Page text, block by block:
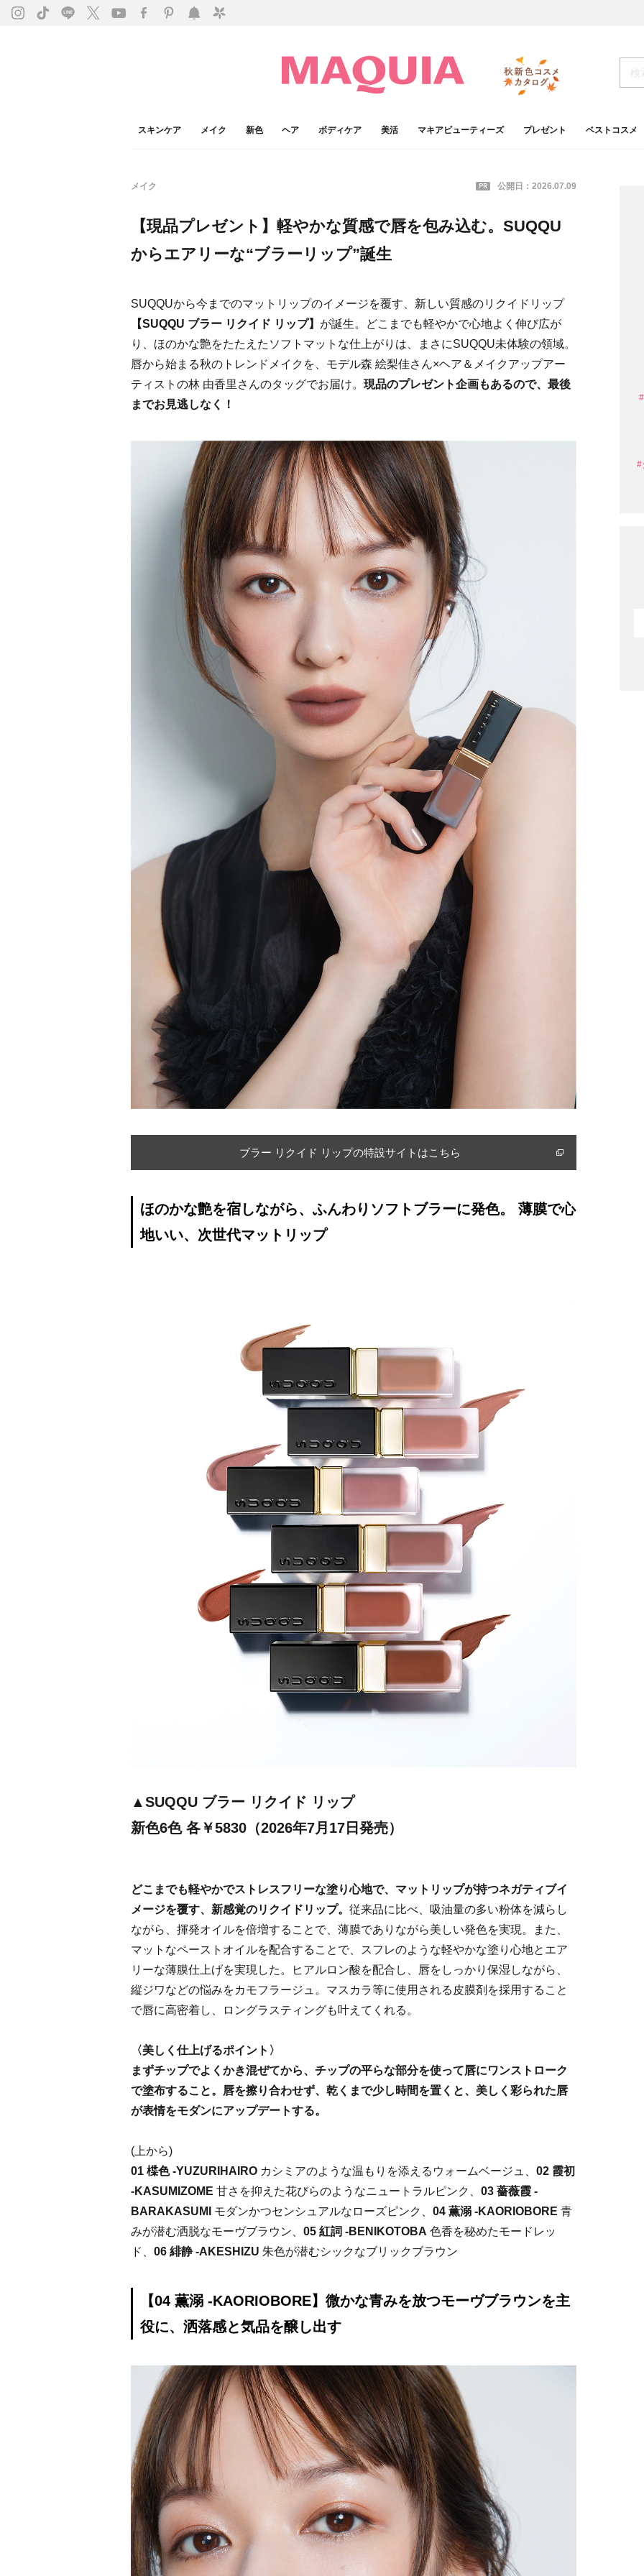
スキンケア メイク 新色 ヘア ボディケア 美活 マキアビューティーズ プレゼント ベストコスメ
メイク PR 公開日： 2026.07.09
【現品プレゼント】軽やかな質感で唇を包み込む。SUQQU
からエアリーな“ブラーリップ”誕生
SUQQUから今までのマットリップのイメージを覆す、新しい質感のリクイドリップ
【SUQQU ブラー リクイド リップ】 が誕生。どこまでも軽やかで心地よく伸び広が
り、ほのかな艶をたたえたソフトマットな仕上がりは、まさにSUQQU未体験の領域。
唇から始まる秋のトレンドメイクを、モデル森 絵梨佳さん×ヘア＆メイクアップアー
ティストの林 由香里さんのタッグでお届け。 現品のプレゼント企画もあるので、最後
までお見逃しなく！
ブラー リクイド リップの特設サイトはこちら
ほのかな艶を宿しながら、ふんわりソフトブラーに発色。 薄膜で心
地いい、次世代マットリップ
▲SUQQU ブラー リクイド リップ
新色6色 各￥5830（2026年7月17日発売）
どこまでも軽やかでストレスフリーな塗り心地で、マットリップが持つネガティブイ
メージを覆す、新感覚のリクイドリップ。 従来品に比べ、吸油量の多い粉体を減らし
ながら、揮発オイルを倍増することで、薄膜でありながら美しい発色を実現。また、
マットなペーストオイルを配合することで、スフレのような軽やかな塗り心地とエア
リーな薄膜仕上げを実現した。ヒアルロン酸を配合し、唇をしっかり保湿しながら、
縦ジワなどの悩みをカモフラージュ。マスカラ等に使用される皮膜剤を採用すること
で唇に高密着し、ロングラスティングも叶えてくれる。
〈美しく仕上げるポイント〉
まずチップでよくかき混ぜてから、チップの平らな部分を使って唇にワンストローク
で塗布すること。唇を擦り合わせず、乾くまで少し時間を置くと、美しく彩られた唇
が表情をモダンにアップデートする。
(上から)
01 楪色 -YUZURIHAIRO カシミアのような温もりを添えるウォームベージュ、 02 霞初
-KASUMIZOME 甘さを抑えた花びらのようなニュートラルピンク、 03 薔薇霞 -
BARAKASUMI
モダンかつセンシュアルなローズピンク、 04 薫溺 -KAORIOBORE 青
みが潜む洒脱なモーヴブラウン、 05 紅詞 -BENIKOTOBA 色香を秘めたモードレッ
ド、 06 緋静 -AKESHIZU 朱色が潜むシックなブリックブラウン
【04 薫溺 -KAORIOBORE】微かな青みを放つモーヴブラウンを主
役に、洒落感と気品を醸し出す
#